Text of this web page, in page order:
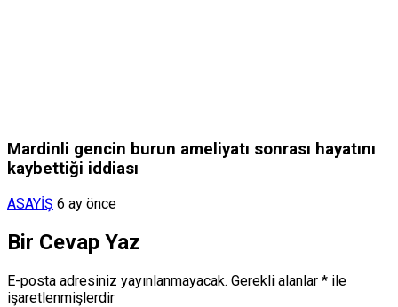
Mardinli gencin burun ameliyatı sonrası hayatını
kaybettiği iddiası
ASAYİŞ 6 ay önce
Bir Cevap Yaz
E-posta adresiniz yayınlanmayacak. Gerekli alanlar * ile
işaretlenmişlerdir